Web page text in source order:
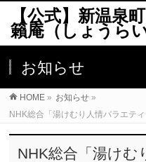
【公式】新温泉
籟庵（しょうら
お知らせ
HOME » お知らせ »
NHK総合「湯けむり人情バラエテ
NHK総合「湯け